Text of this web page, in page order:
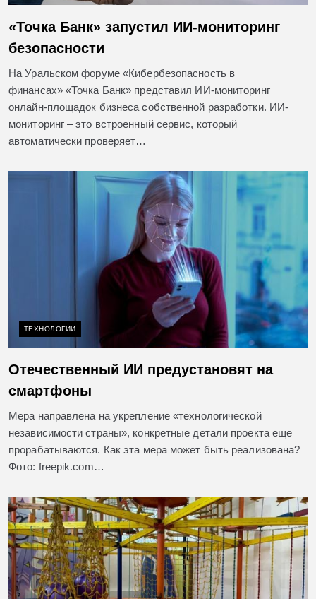
«Точка Банк» запустил ИИ-мониторинг
безопасности
На Уральском форуме «Кибербезопасность в
финансах» «Точка Банк» представил ИИ-мониторинг
онлайн-площадок бизнеса собственной разработки. ИИ-
мониторинг – это встроенный сервис, который
автоматически проверяет…
ТЕХНОЛОГИИ
Отечественный ИИ предустановят на
смартфоны
Мера направлена на укрепление «технологической
независимости страны», конкретные детали проекта еще
прорабатываются. Как эта мера может быть реализована?
Фото: freepik.com…